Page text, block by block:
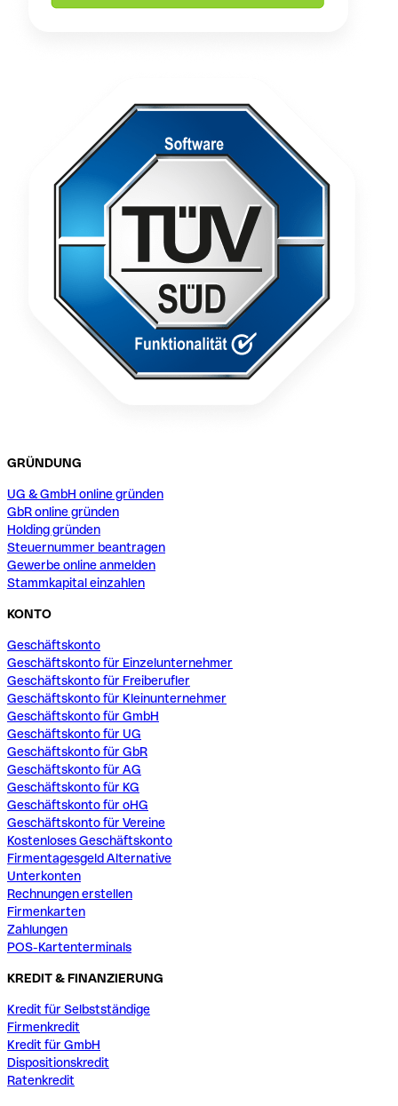
GRÜNDUNG
UG & GmbH online gründen
GbR online gründen
Holding gründen
Steuernummer beantragen
Gewerbe online anmelden
Stammkapital einzahlen
KONTO
Geschäftskonto
Geschäftskonto für Einzelunternehmer
Geschäftskonto für Freiberufler
Geschäftskonto für Kleinunternehmer
Geschäftskonto für GmbH
Geschäftskonto für UG
Geschäftskonto für GbR
Geschäftskonto für AG
Geschäftskonto für KG
Geschäftskonto für oHG
Geschäftskonto für Vereine
Kostenloses Geschäftskonto
Firmentagesgeld Alternative
Unterkonten
Rechnungen erstellen
Firmenkarten
Zahlungen
POS-Kartenterminals
KREDIT & FINANZIERUNG
Kredit für Selbstständige
Firmenkredit
Kredit für GmbH
Dispositionskredit
Ratenkredit